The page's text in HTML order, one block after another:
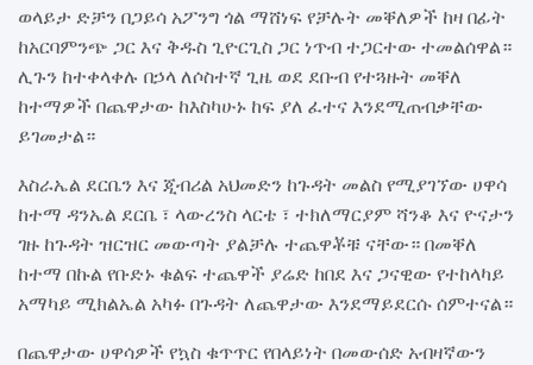
ወላይታ ድቻን በጋይሳ አፖንግ ጎል ማሸነፍ የቻሉት መቐለዎች ከዛ በፊት
ከአርባምንጭ ጋር እና ቅዱስ ጊዮርጊስ ጋር ነጥብ ተጋርተው ተመልሰዋል።
ሊጉን ከተቀላቀሉ በኃላ ለሶስተኛ ጊዜ ወደ ደቡብ የተጓዙት መቐለ
ከተማዎች በጨዋታው ከእስካሁኑ ከፍ ያለ ፈተና እንደሚጠብቃቸው
ይገመታል።
እስራኤል ደርቤን እና ጂብሪል አህመድን ከጉዳት መልስ የሚያገኘው ሀዋሳ
ከተማ ዳንኤል ደርቤ ፣ ላውረንስ ላርቴ ፣ ተክለማርያም ሻንቆ እና ዮናታን
ገዙ ከጉዳት ዝርዝር መውጣት ያልቻሉ ተጨዋቾቹ ናቸው። በመቐለ
ከተማ በኩል የቡድኑ ቁልፍ ተጨዋች ያሬድ ከበደ እና ጋናዊው የተከላካይ
አማካይ ሚክልኤል አካፉ በጉዳት ለጨዋታው እንደማይደርሱ ሰምተናል።
በጨዋታው ሀዋሳዎች የኳስ ቁጥጥር የበላይነት በመውሰድ አብዛኛውን